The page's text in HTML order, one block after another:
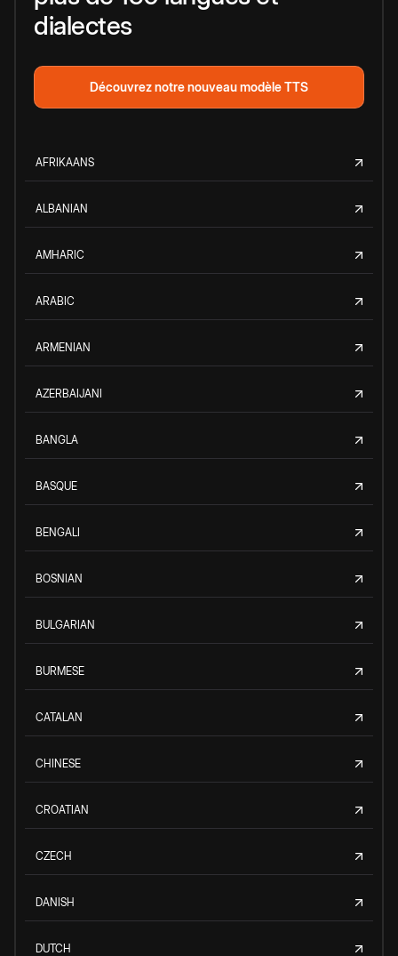
dialectes
Découvrez notre nouveau modèle TTS
AFRIKAANS
ALBANIAN
AMHARIC
ARABIC
ARMENIAN
AZERBAIJANI
BANGLA
BASQUE
BENGALI
BOSNIAN
BULGARIAN
BURMESE
CATALAN
CHINESE
CROATIAN
CZECH
DANISH
DUTCH